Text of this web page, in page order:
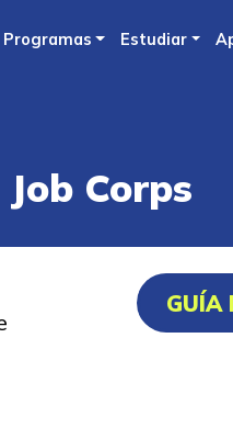
to
Programas Estudiar
Corps
GUÍA